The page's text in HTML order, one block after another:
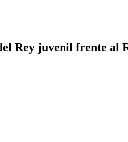
Rey juvenil frente al